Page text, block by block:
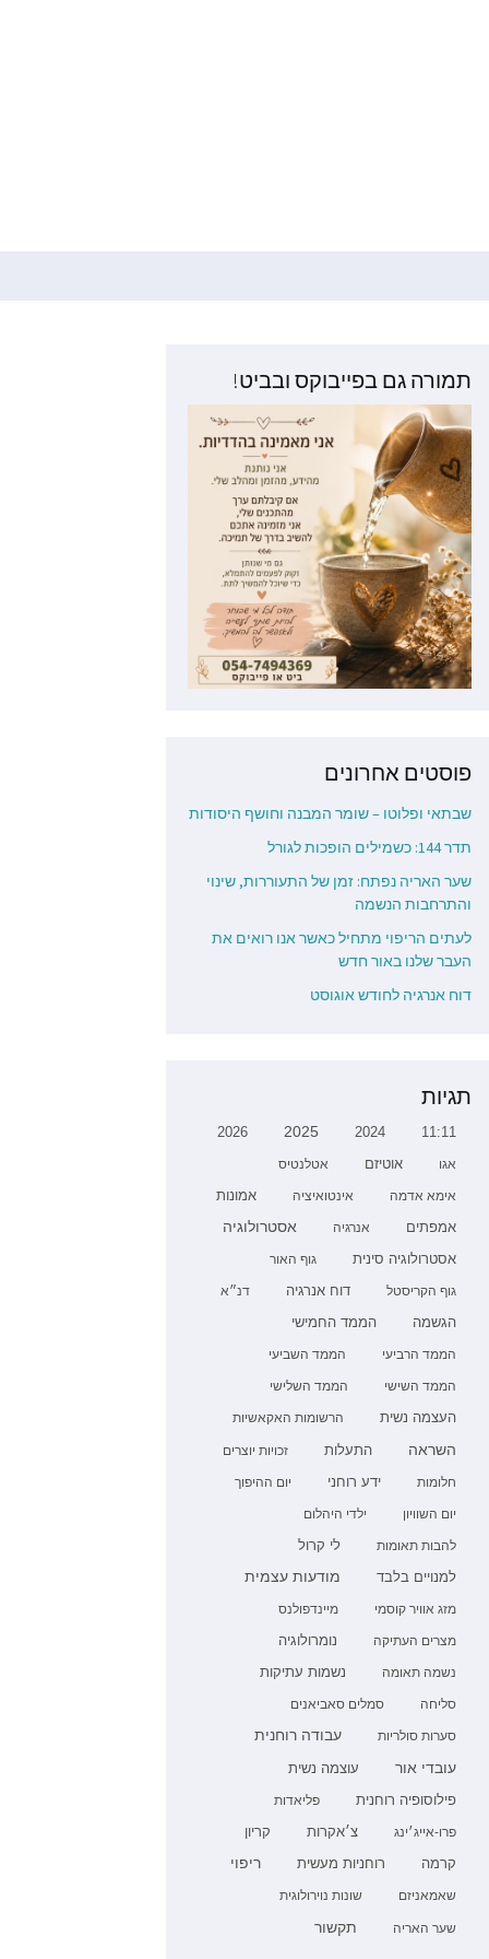
תמורה גם בפייבוקס ובביט!
פוסטים אחרונים
שבתאי ופלוטו – שומר המבנה וחושף היסודות
תדר 144: כשמילים הופכות לגורל
שער האריה נפתח: זמן של התעוררות, שינוי
והתרחבות הנשמה
לעתים הריפוי מתחיל כאשר אנו רואים את
העבר שלנו באור חדש
דוח אנרגיה לחודש אוגוסט
תגיות
11:11
2024
2025
2026
אגו אוטיזם אטלנטיס
אימא אדמה אינטואיציה אמונות
אמפתים אנרגיה אסטרולוגיה
אסטרולוגיה סינית גוף האור
גוף הקריסטל דוח אנרגיה דנ״א
הגשמה הממד החמישי
הממד הרביעי הממד השביעי
הממד השישי הממד השלישי
העצמה נשית הרשומות האקאשיות
השראה התעלות זכויות יוצרים
חלומות ידע רוחני יום ההיפוך
יום השוויון ילדי היהלום
להבות תאומות לי קרול
למנויים בלבד מודעות עצמית
מזג אוויר קוסמי מיינדפולנס
מצרים העתיקה נומרולוגיה
נשמה תאומה נשמות עתיקות
סליחה סמלים סאביאנים
סערות סולריות עבודה רוחנית
עובדי אור
עוצמה נשית
פילוסופיה רוחנית
פליאדות
פרו-אייג׳ינג צ׳אקרות קריון
קרמה רוחניות מעשית ריפוי
שאמאניזם שונות נוירולוגית
שער האריה תקשור